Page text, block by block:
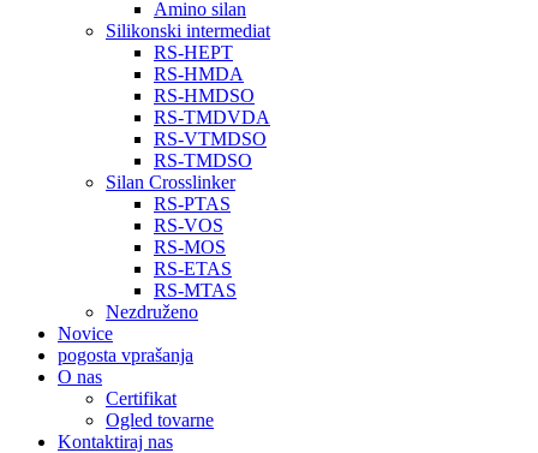
Amino silan
Silikonski intermediat
RS-HEPT
RS-HMDA
RS-HMDSO
RS-TMDVDA
RS-VTMDSO
RS-TMDSO
Silan Crosslinker
RS-PTAS
RS-VOS
RS-MOS
RS-ETAS
RS-MTAS
Nezdruženo
Novice
pogosta vprašanja
O nas
Certifikat
Ogled tovarne
Kontaktiraj nas